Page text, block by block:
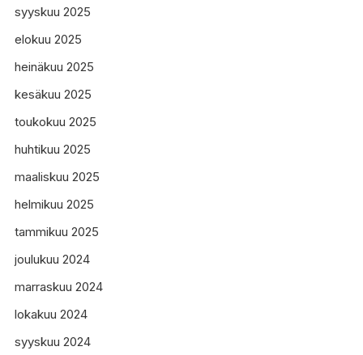
syyskuu 2025
elokuu 2025
heinäkuu 2025
kesäkuu 2025
toukokuu 2025
huhtikuu 2025
maaliskuu 2025
helmikuu 2025
tammikuu 2025
joulukuu 2024
marraskuu 2024
lokakuu 2024
syyskuu 2024